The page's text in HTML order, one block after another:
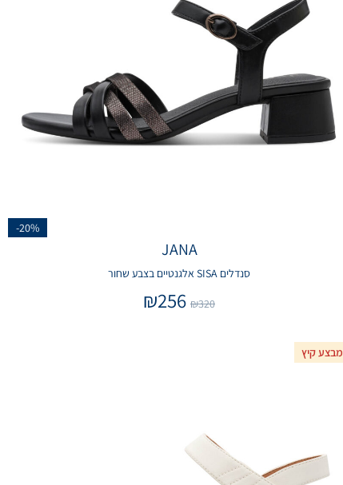
-20%
JANA
סנדלים SISA אלגנטיים בצבע שחור
₪320
₪256
מבצע קיץ